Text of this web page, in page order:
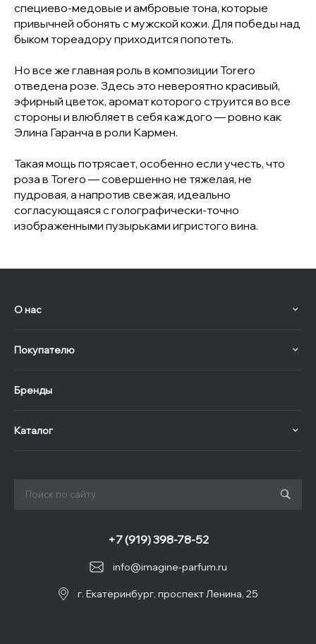
специево-медовые и амбровые тона, которые
привычней обонять с мужской кожи. Для победы над
быком тореадору приходится попотеть.
Но все же главная роль в композиции Torero
отведена розе. Здесь это невероятно красивый,
эфирный цветок, аромат которого струится во все
стороны и влюбляет в себя каждого — ровно как
Элина Гаранча в роли Кармен.
Такая мощь потрясает, особенно если учесть, что
роза в Torero — совершенно не тяжелая, не
пудровая, а напротив свежая, идеально
согласующаяся с голографически-точно
изображенными пузырьками игристого вина.
О нас
Покупателю
Бренды
Каталог
info@imagine-parfum.ru
+7 (919) 398-78-52
г. Екатеринбург, проспект Ленина, 25